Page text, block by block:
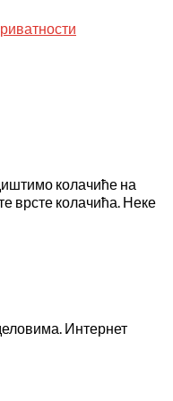
колачиће на
врсте колачића. Неке
Интернет